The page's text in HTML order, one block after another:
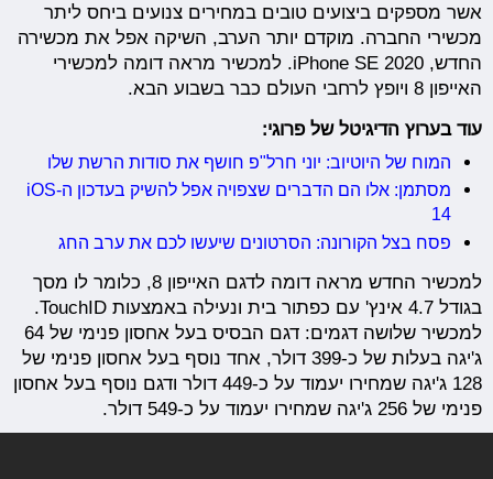
אשר מספקים ביצועים טובים במחירים צנועים ביחס ליתר
מכשירי החברה. מוקדם יותר הערב, השיקה אפל את מכשירה
החדש, iPhone SE 2020. למכשיר מראה דומה למכשירי
האייפון 8 ויופץ לרחבי העולם כבר בשבוע הבא.
עוד בערוץ הדיגיטל של פרוגי:
המוח של היוטיוב: יוני חרל"פ חושף את סודות הרשת שלו
מסתמן: אלו הם הדברים שצפויה אפל להשיק בעדכון ה-iOS
14
פסח בצל הקורונה: הסרטונים שיעשו לכם את ערב החג
למכשיר החדש מראה דומה לדגם האייפון 8, כלומר לו מסך
בגודל 4.7 אינץ' עם כפתור בית ונעילה באמצעות TouchID.
למכשיר שלושה דגמים: דגם הבסיס בעל אחסון פנימי של 64
ג'יגה בעלות של כ-399 דולר, אחד נוסף בעל אחסון פנימי של
128 ג'יגה שמחירו יעמוד על כ-449 דולר ודגם נוסף בעל אחסון
פנימי של 256 ג'יגה שמחירו יעמוד על כ-549 דולר.